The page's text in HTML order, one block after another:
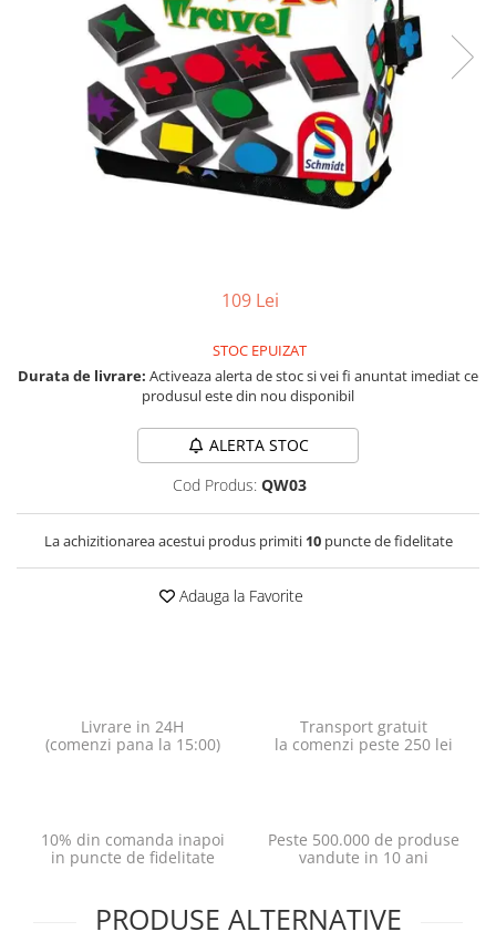
Jocuri pentru o persoana
Jocuri pentru 2 persoane
Game cunoscute
Carcassonne
Jocuri de masa
Jocuri de societate in limba
Vezi toate jocurile de societate
109 Lei
STOC EPUIZAT
Durata de livrare: Activeaza alerta de stoc si vei fi anuntat imediat ce
produsul este din nou disponibil
ALERTA STOC
Cod Produs: QW03
La achizitionarea acestui produs primiti 10puncte de fidelitate
Adauga la Favorite
Livrare in 24H
(comenzi pana la 15:00)
Transport gratuit
la comenzi peste 250 lei
10% din comanda inapoi
in puncte de fidelitate
Peste 500.000 de produse
vandute in 10 ani
PRODUSE ALTERNATIVE